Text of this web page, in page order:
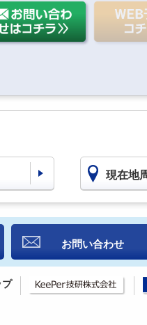
現在地
お問い合わせ
プ